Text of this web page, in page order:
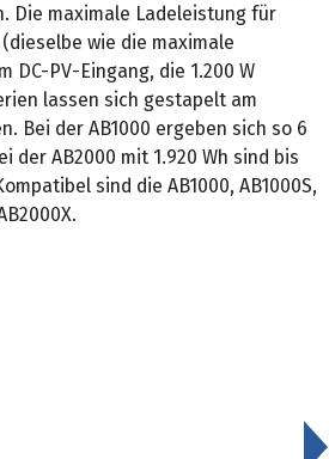
Die maximale Ladeleistung für
(dieselbe wie die maximale
DC-PV-Eingang, die 1.200 W
lassen sich gestapelt am
Bei der AB1000 ergeben sich so 6
der AB2000 mit 1.920 Wh sind bis
sind die AB1000, AB1000S,